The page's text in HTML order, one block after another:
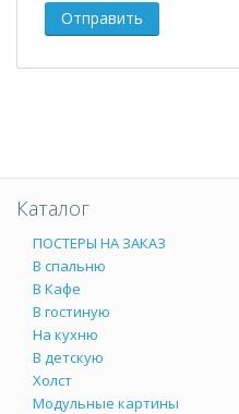
Каталог
ПОСТЕРЫ НА ЗАКАЗ
В спальню
В Кафе
В гостиную
На кухню
В детскую
Холст
Модульные картины